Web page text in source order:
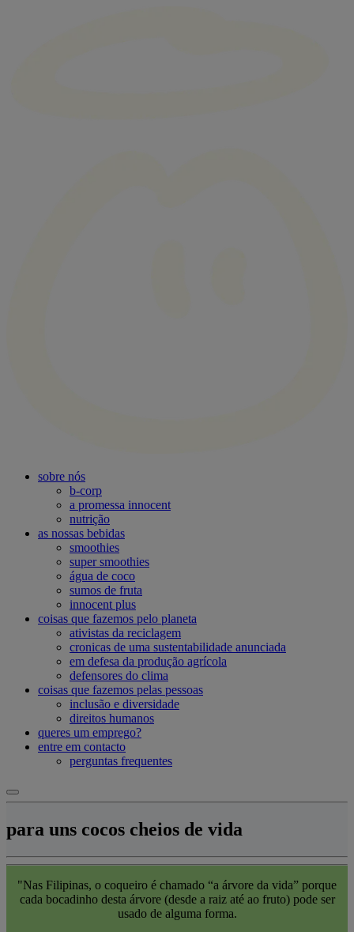
sobre nós
b-corp
a promessa innocent
nutrição
as nossas bebidas
smoothies
super smoothies
água de coco
sumos de fruta
innocent plus
coisas que fazemos pelo planeta
ativistas da reciclagem
cronicas de uma sustentabilidade anunciada
em defesa da produção agrícola
defensores do clima
coisas que fazemos pelas pessoas
inclusão e diversidade
direitos humanos
queres um emprego?
entre em contacto
perguntas frequentes
para uns cocos cheios de vida
"Nas Filipinas, o coqueiro é chamado “a árvore da vida” porque
cada bocadinho desta árvore (desde a raiz até ao fruto) pode ser
usado de alguma forma.